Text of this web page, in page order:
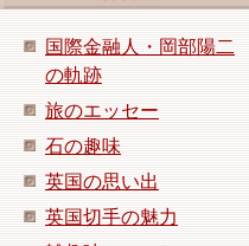
国際金融人・岡部陽二
の軌跡
旅のエッセー
石の趣味
英国の思い出
英国切手の魅力